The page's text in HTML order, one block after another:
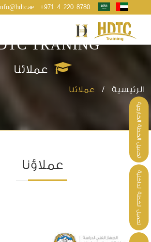
+971 4 220 8780
TRANING
عملائنا
الرئيسية / عملائنا
عملاؤنا
تحميل الخطة الخارجية
تحميل الخطة الداخلية